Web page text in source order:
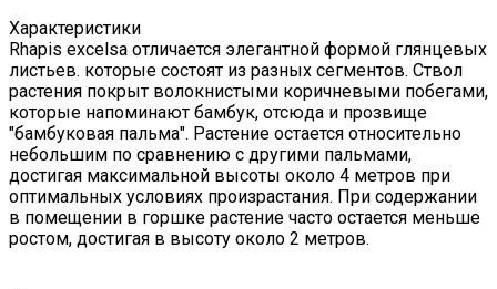
Характеристики
Rhapis excelsa отличается элегантной формой глянцевых
листьев. которые состоят из разных сегментов. Ствол
растения покрыт волокнистыми коричневыми побегами,
которые напоминают бамбук, отсюда и прозвище
"бамбуковая пальма". Растение остается относительно
небольшим по сравнению с другими пальмами,
достигая максимальной высоты около 4 метров при
оптимальных условиях произрастания. При содержании
в помещении в горшке растение часто остается меньше
ростом, достигая в высоту около 2 метров.